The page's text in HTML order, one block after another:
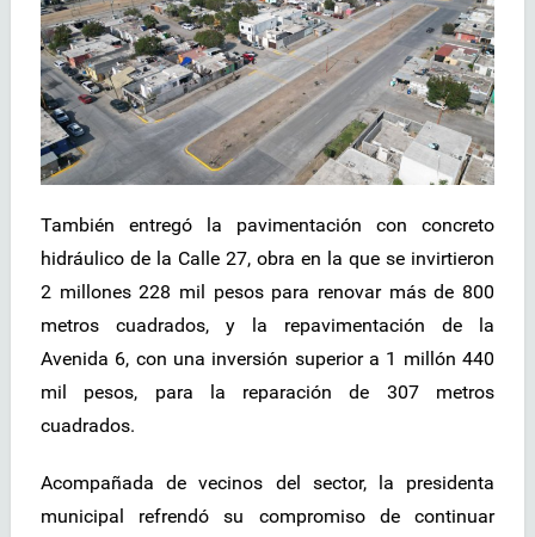
También entregó la pavimentación con concreto
hidráulico de la Calle 27, obra en la que se invirtieron
2 millones 228 mil pesos para renovar más de 800
metros cuadrados, y la repavimentación de la
Avenida 6, con una inversión superior a 1 millón 440
mil pesos, para la reparación de 307 metros
cuadrados.
Acompañada de vecinos del sector, la presidenta
municipal refrendó su compromiso de continuar